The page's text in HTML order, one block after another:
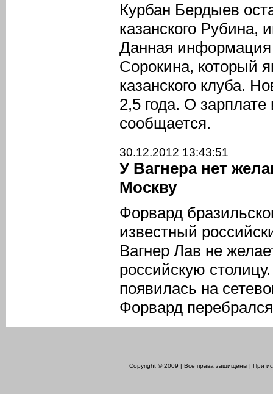
Курбан Бердыев
казанского
Данная информация
Сорокина, который
казанского клуба.
2,5 года. О
сообщается.
30.12.2012 13:43:51
У Вагнера нет
Москву
Форвард
известный
Вагнер Лав не
российскую
появилась на
Форвард
Copyright © 2009 | Все права защищены | При